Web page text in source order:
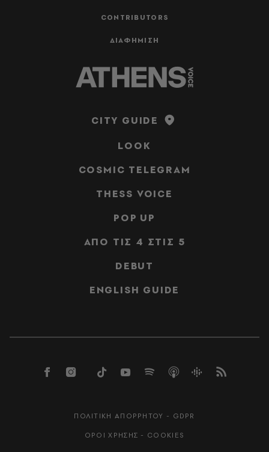
CONTRIBUTORS
ΔΙΑΦΗΜΙΣΗ
CITY GUIDE
LOOK
COSMIC TELEGRAM
THESS VOICE
POP UP
ΑΠΟ ΤΙΣ 4 ΣΤΙΣ 5
DEBUT
ENGLISH GUIDE
ΠΟΛΙΤΙΚΗ ΑΠΟΡΡΗΤΟΥ - GDPR
ΟΡΟΙ ΧΡΗΣΗΣ - COOKIES